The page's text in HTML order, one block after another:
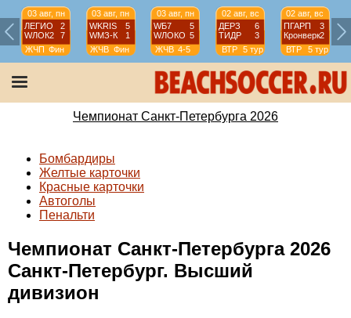
03 авг, пн
ЛЕГИО
2
WЛОК2
7
ЖЧП Фин
03 авг, пн
WKRIS
5
WМЗ-К
1
ЖЧВ Фин
03 авг, пн
WБ7
5
WЛОКО 5
ЖЧВ 4-5
02 авг, вс
ДЕРЗ
6
ТИДР
3
ВТР
5 тур
02 авг, вс
ПГАРП
3
Кронверк2
ВТР
5 тур
Чемпионат Санкт-Петербурга 2026
Бомбардиры
Желтые карточки
Красные карточки
Автоголы
Пенальти
Чемпионат Санкт-Петербурга 2026
Санкт-Петербург. Высший
дивизион